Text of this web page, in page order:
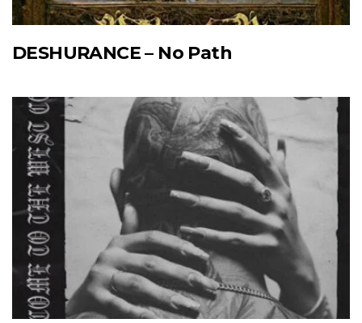
DESHURANCE – No Path